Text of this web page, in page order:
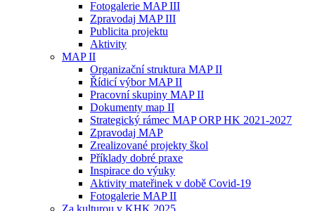
Fotogalerie MAP III
Zpravodaj MAP III
Publicita projektu
Aktivity
MAP II
Organizační struktura MAP II
Řídicí výbor MAP II
Pracovní skupiny MAP II
Dokumenty map II
Strategický rámec MAP ORP HK 2021-2027
Zpravodaj MAP
Zrealizované projekty škol
Příklady dobré praxe
Inspirace do výuky
Aktivity mateřinek v době Covid-19
Fotogalerie MAP II
Za kulturou v KHK 2025